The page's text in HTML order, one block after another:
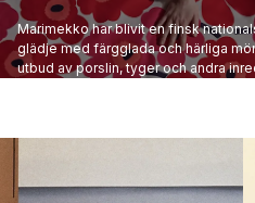
Marimekko har blivit en finsk
glädje med färgglada och härliga
utbud av porslin, tyger och andra